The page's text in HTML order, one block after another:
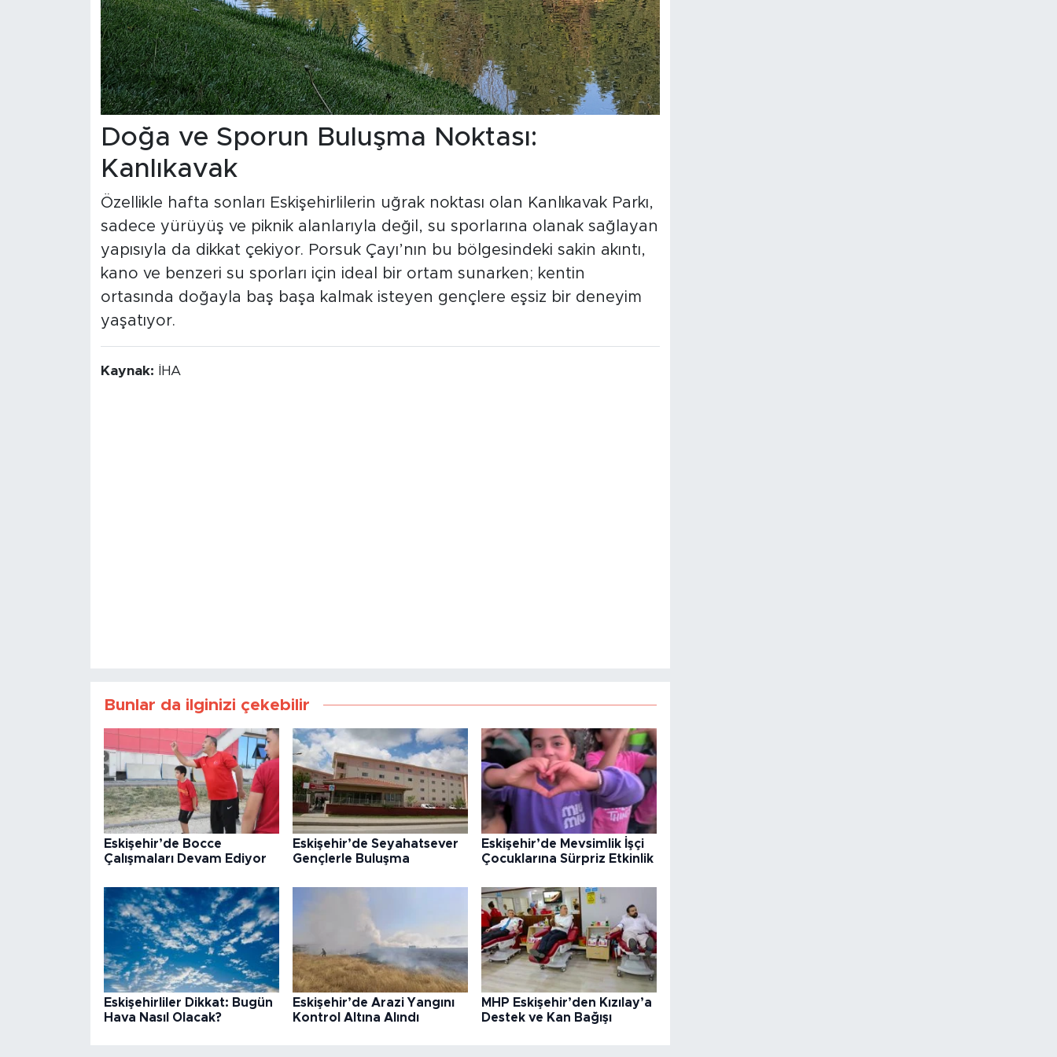
Doğa ve Sporun Buluşma Noktası:
Kanlıkavak
Özellikle hafta sonları Eskişehirlilerin uğrak noktası olan Kanlıkavak Parkı,
sadece yürüyüş ve piknik alanlarıyla değil, su sporlarına olanak sağlayan
yapısıyla da dikkat çekiyor. Porsuk Çayı’nın bu bölgesindeki sakin akıntı,
kano ve benzeri su sporları için ideal bir ortam sunarken; kentin
ortasında doğayla baş başa kalmak isteyen gençlere eşsiz bir deneyim
yaşatıyor.
Kaynak: İHA
Bunlar da ilginizi çekebilir
Eskişehir’de Bocce
Çalışmaları Devam Ediyor
Eskişehir’de Seyahatsever
Gençlerle Buluşma
Eskişehir’de Mevsimlik İşçi
Çocuklarına Sürpriz Etkinlik
Eskişehirliler Dikkat: Bugün
Hava Nasıl Olacak?
Eskişehir’de Arazi Yangını
Kontrol Altına Alındı
MHP Eskişehir’den Kızılay’a
Destek ve Kan Bağışı